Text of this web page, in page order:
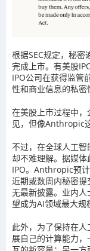
根据SEC规定，秘
完成上市。有美股
IPO公司在获得监管
性和商业信息的私密
在美股上市过程中，
见，但像Anthropic
不过，在全球人工
却不难理解。据媒
IPO。Anthropic预
近期或数周内秘密
无最新披露。业内
望成为AI领域最大规
此外，为了保持在
展自己的计算能力